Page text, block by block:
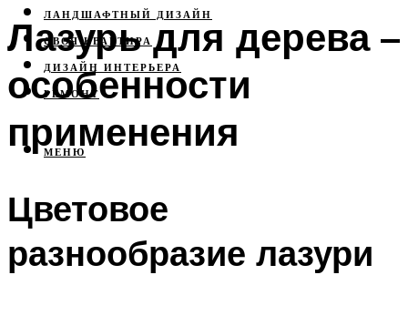
ЛАНДШАФТНЫЙ ДИЗАЙН
СВОЯ КВАРТИРА
ДИЗАЙН ИНТЕРЬЕРА
РЕМОНТ
МЕНЮ
Лазурь для дерева –
особенности
применения
Цветовое
разнообразие лазури